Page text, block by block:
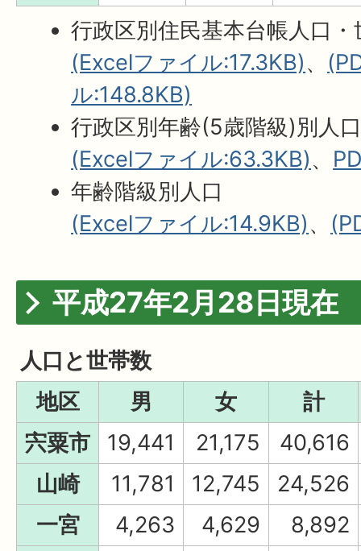
行政区別住民基本台帳人口・
(Excelファイル:17.3KB)、
ル:148.8KB)
行政区別年齢(5歳階級)別人
(Excelファイル:63.3KB)、
年齢階級別人口
(Excelファイル:14.9KB)、
平成27年2月28日現在
人口と世帯数
地区
男 女
計
宍粟市
19,441 21,175
40,616
山崎
11,781 12,745
24,526
一宮
4,263 4,629
8,892